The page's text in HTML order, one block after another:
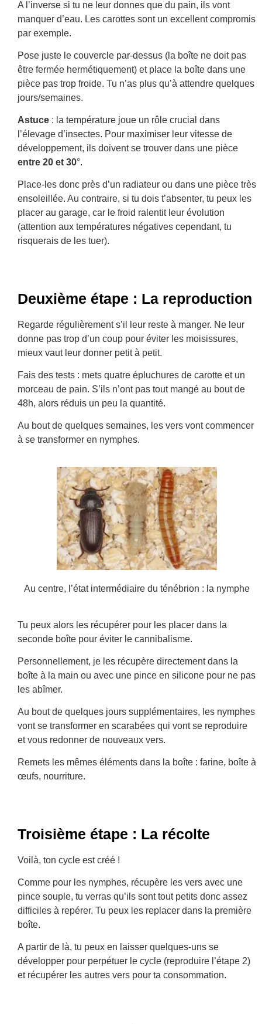
A l’inverse si tu ne leur donnes que du pain, ils vont
manquer d’eau. Les carottes sont un excellent compromis
par exemple.
Pose juste le couvercle par-dessus (la boîte ne doit pas
être fermée hermétiquement) et place la boîte dans une
pièce pas trop froide. Tu n’as plus qu’à attendre quelques
jours/semaines.
Astuce : la température joue un rôle crucial dans
l’élevage d’insectes. Pour maximiser leur vitesse de
développement, ils doivent se trouver dans une pièce
entre 20 et 30°.
Place-les donc près d’un radiateur ou dans une pièce très
ensoleillée. Au contraire, si tu dois t’absenter, tu peux les
placer au garage, car le froid ralentit leur évolution
(attention aux températures négatives cependant, tu
risquerais de les tuer).
Deuxième étape : La reproduction
Regarde régulièrement s’il leur reste à manger. Ne leur
donne pas trop d’un coup pour éviter les moisissures,
mieux vaut leur donner petit à petit.
Fais des tests : mets quatre épluchures de carotte et un
morceau de pain. S’ils n’ont pas tout mangé au bout de
48h, alors réduis un peu la quantité.
Au bout de quelques semaines, les vers vont commencer
à se transformer en nymphes.
Au centre, l’état intermédiaire du ténébrion : la nymphe
Tu peux alors les récupérer pour les placer dans la
seconde boîte pour éviter le cannibalisme.
Personnellement, je les récupère directement dans la
boîte à la main ou avec une pince en silicone pour ne pas
les abîmer.
Au bout de quelques jours supplémentaires, les nymphes
vont se transformer en scarabées qui vont se reproduire
et vous redonner de nouveaux vers.
Remets les mêmes éléments dans la boîte : farine, boîte à
œufs, nourriture.
Troisième étape : La récolte
Voilà, ton cycle est créé !
Comme pour les nymphes, récupère les vers avec une
pince souple, tu verras qu’ils sont tout petits donc assez
difficiles à repérer. Tu peux les replacer dans la première
boîte.
A partir de là, tu peux en laisser quelques-uns se
développer pour perpétuer le cycle (reproduire l’étape 2)
et récupérer les autres vers pour ta consommation.